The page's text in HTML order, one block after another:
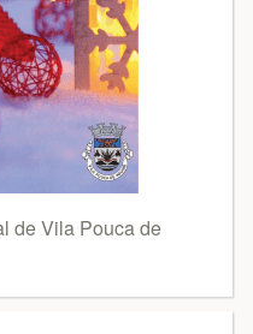
de Vila Pouca de